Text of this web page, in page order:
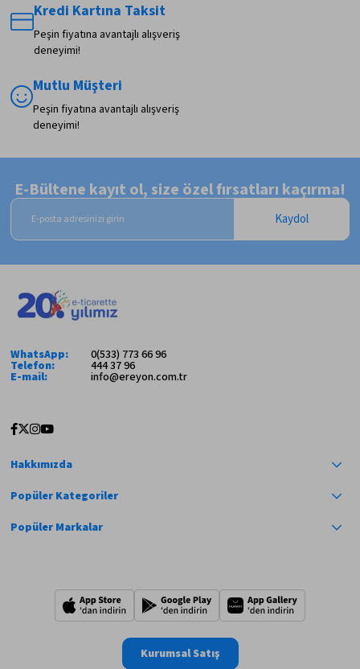
Kredi Kartına Taksit
Peşin fiyatına avantajlı alışveriş
deneyimi!
Mutlu Müşteri
Peşin fiyatına avantajlı alışveriş
deneyimi!
E-Bültene kayıt ol, size özel fırsatları kaçırma!
Kaydol
WhatsApp: 0(533) 773 66 96
Telefon: 444 37 96
E-mail: info@ereyon.com.tr
Hakkımızda
Popüler Kategoriler
Popüler Markalar
Kurumsal Satış